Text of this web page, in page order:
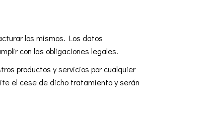
los mismos. Los datos
con las obligaciones legales.
productos y servicios por cualquier
el cese de dicho tratamiento y serán